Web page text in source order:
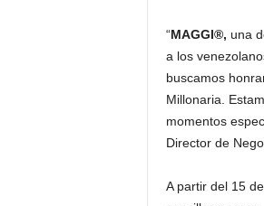
“MAGGI®, una
a los
buscamos
Millonaria.
momentos
Director de
A partir del 15